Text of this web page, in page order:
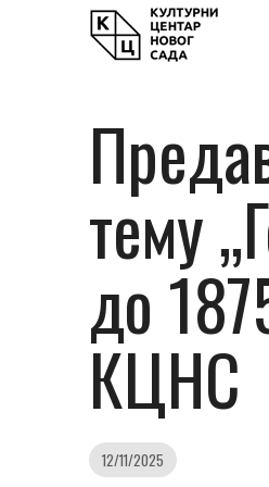
тему
до
КЦНС
12/11/2025